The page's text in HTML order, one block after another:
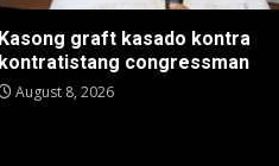
Kasong graft kasado kontra
kontratistang congressman
August 8, 2026